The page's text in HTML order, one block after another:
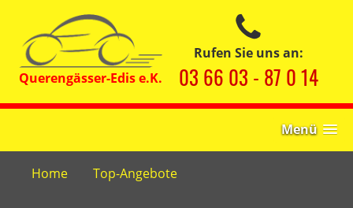
Rufen Sie uns an:
03 66 03 - 87 0 14
Menü
Home Top-Angebote